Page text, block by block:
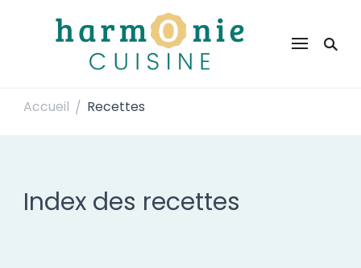
Harmonie Cuisine
Accueil / Recettes
Index des recettes